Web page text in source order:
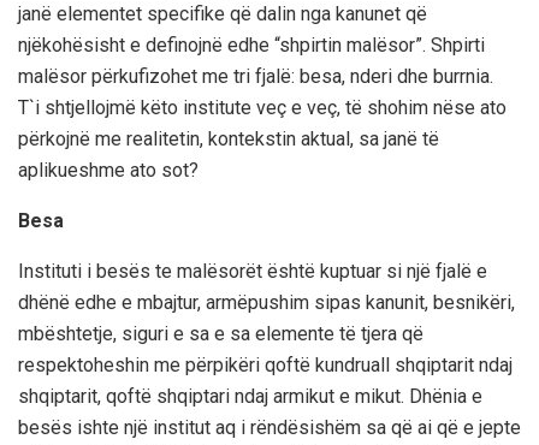
janë elementet specifike që dalin nga kanunet që
njëkohësisht e definojnë edhe “shpirtin malësor”. Shpirti
malësor përkufizohet me tri fjalë: besa, nderi dhe burrnia.
T`i shtjellojmë këto institute veç e veç, të shohim nëse ato
përkojnë me realitetin, kontekstin aktual, sa janë të
aplikueshme ato sot?
Besa
Instituti i besës te malësorët është kuptuar si një fjalë e
dhënë edhe e mbajtur, armëpushim sipas kanunit, besnikëri,
mbështetje, siguri e sa e sa elemente të tjera që
respektoheshin me përpikëri qoftë kundruall shqiptarit ndaj
shqiptarit, qoftë shqiptari ndaj armikut e mikut. Dhënia e
besës ishte një institut aq i rëndësishëm sa që ai që e jepte